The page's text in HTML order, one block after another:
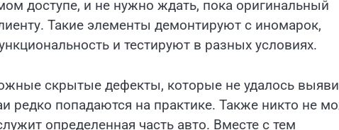
доступе, и не нужно ждать, пока оригинальный
Такие элементы демонтируют с иномарок,
и тестируют в разных условиях.
скрытые дефекты, которые не удалось
редко попадаются на практике. Также никто не
определенная часть авто. Вместе с тем